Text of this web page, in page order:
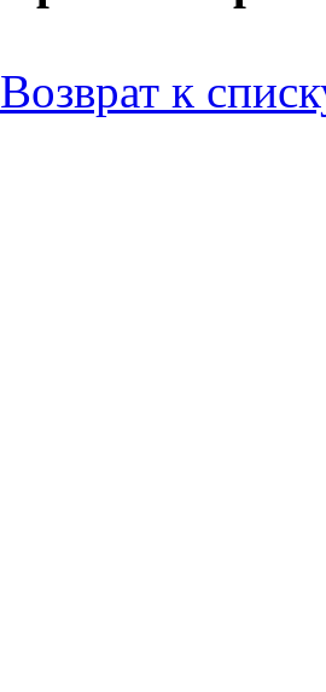
Возврат к